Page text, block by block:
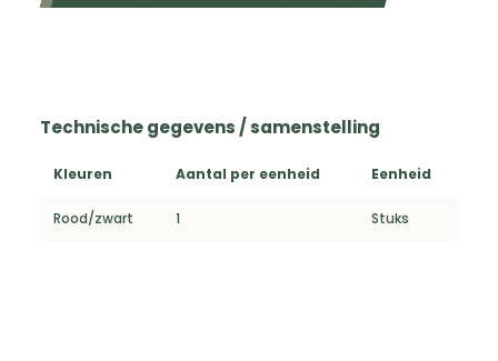
Technische gegevens / samenstelling
Kleuren Aantal per eenheid Eenheid
Rood/zwart 1 Stuks